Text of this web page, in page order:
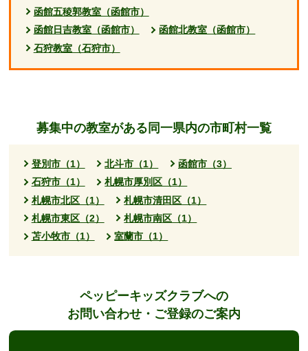
函館五稜郭教室（函館市）
函館日吉教室（函館市）
函館北教室（函館市）
石狩教室（石狩市）
募集中の教室がある同一県内の市町村一覧
登別市（1） 北斗市（1）
函館市（3）
石狩市（1）
札幌市厚別区（1）
札幌市北区（1）
札幌市清田区（1）
札幌市東区（2）
札幌市南区（1）
苫小牧市（1）
室蘭市（1）
ペッピーキッズクラブへの
お問い合わせ・ご登録のご案内